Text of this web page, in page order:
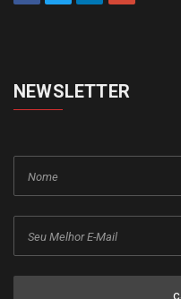
NEWSLETTER